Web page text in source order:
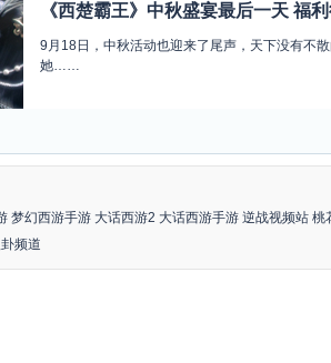
《西楚霸王》中秋盛宴最后一天 福
9月18日，中秋活动也迎来了尾声，天下没有不
她……
梦幻西游手游 大话西游2 大话西游手游 逆战视频站 桃
频道